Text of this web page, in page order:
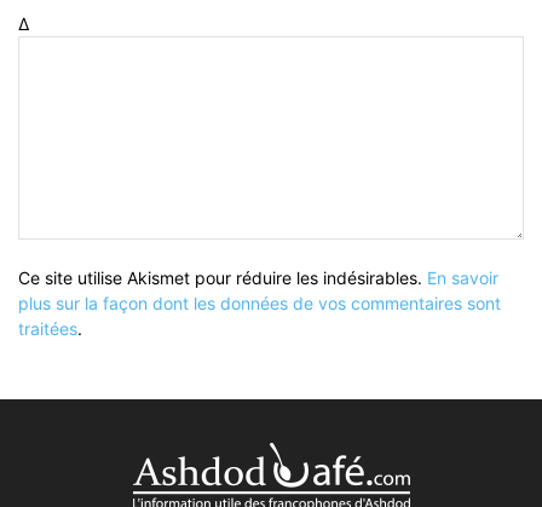
Δ
Ce site utilise Akismet pour réduire les indésirables. En savoir
plus sur la façon dont les données de vos commentaires sont
traitées.